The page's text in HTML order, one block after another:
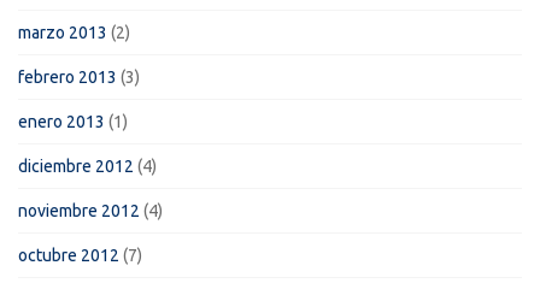
marzo 2013 (2)
febrero 2013 (3)
enero 2013 (1)
diciembre 2012 (4)
noviembre 2012 (4)
octubre 2012 (7)